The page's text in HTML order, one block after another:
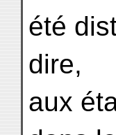
été
dire,
aux